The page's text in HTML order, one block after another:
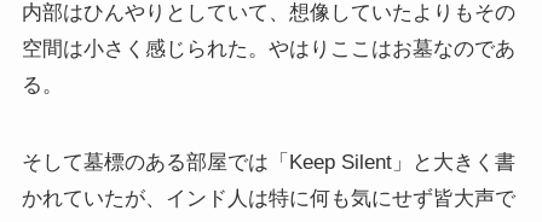
内部はひんやりとしていて、想像していたよりもその
空間は小さく感じられた。やはりここはお墓なのであ
る。
そして墓標のある部屋では「Keep Silent」と大きく書
かれていたが、インド人は特に何も気にせず皆大声で